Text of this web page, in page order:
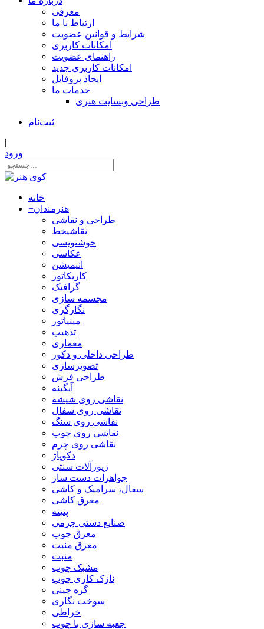
معرفی
ارتباط با ما
شرایط و قوانین عضویت
امکانات کاربری
راهنمای عضویت
امکانات کاربری جدید
ایجاد پروفایل
خدمات ما
طراحی وبسایت هنری
ثبت‌نام
|
ورود
خانه
+هنرمندان
طراحی و نقاشی
نقاشیخط
خوشنویسی
عکاسی
انیمیشن
کاریکاتور
گرافیک
مجسمه سازی
نگارگری
مینیاتور
تذهیب
معماری
طراحی داخلی و دکور
تصویرسازی
طراحی فرش
آبگینه
نقاشی روی شیشه
نقاشی روی سفال
نقاشی روی سنگ
نقاشی روی چوب
نقاشی روی چرم
دکوپاژ
زیورآلات سنتی
جواهرات دست ساز
سفال، سرامیک و کاشی
معرق کاشی
پتینه
صنایع دستی چرمی
معرق چوب
معرق منبت
منبت
مشبک چوب
نازک کاری چوب
گره چینی
سوخت نگاری
خراطی
جعبه سازی با چوب